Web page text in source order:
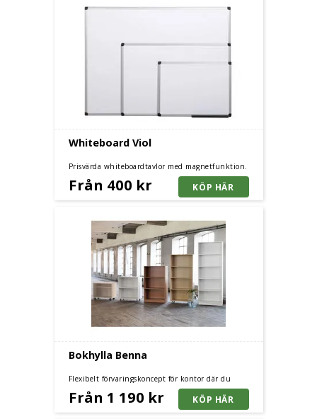
Whiteboard Viol
Prisvärda whiteboardtavlor med magnetfunktion.
Pennhylla och aluminiumram. Finns i flera storlekar.
Från 400 kr
Bokhylla Benna
Flexibelt förvaringskoncept för kontor där du
kombinerar färger, insatser, dörrar och hyllor som du
själv önskar.
Från 1 190 kr